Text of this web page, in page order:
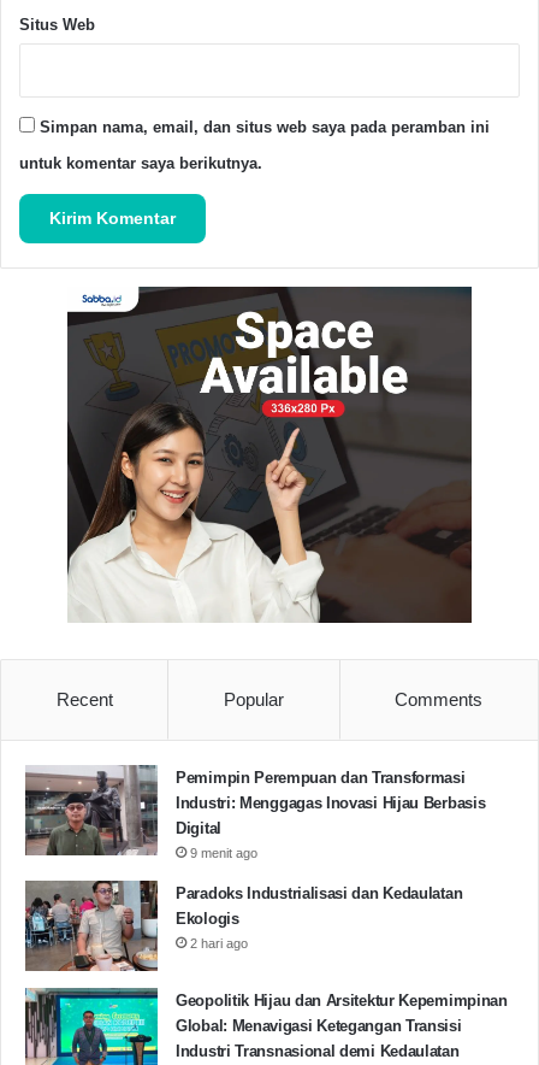
Advertisement Space
Situs Web
Simpan nama, email, dan situs web saya pada peramban ini
untuk komentar saya berikutnya.
Recent Popular Comments
Pemimpin Perempuan dan Transformasi
Industri: Menggagas Inovasi Hijau Berbasis
Digital
9 menit ago
Paradoks Industrialisasi dan Kedaulatan
Ekologis
2 hari ago
Geopolitik Hijau dan Arsitektur Kepemimpinan
Global: Menavigasi Ketegangan Transisi
Industri Transnasional demi Kedaulatan